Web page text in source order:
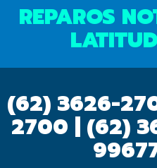
REPAROS
(62) 3626-
2700 | (62)